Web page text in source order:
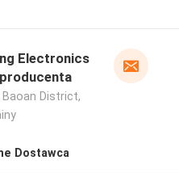
Electronics
District,
Dostawca